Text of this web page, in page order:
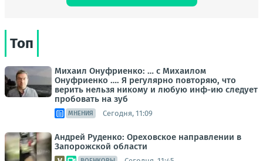
Топ
Михаил Онуфриенко: … с Михаилом
Онуфриенко …. Я регулярно повторяю, что
верить нельзя никому и любую инф-ию следует
пробовать на зуб
МНЕНИЯ Сегодня, 11:09
Андрей Руденко: Ореховское направлении в
Запорожской области